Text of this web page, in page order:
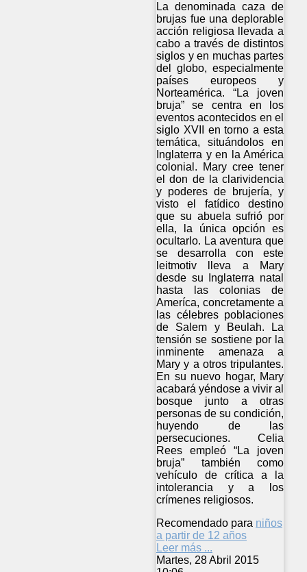
La denominada caza de
brujas fue una deplorable
acción religiosa llevada a
cabo a través de distintos
siglos y en muchas partes
del globo, especialmente
países europeos y
Norteamérica. “La joven
bruja” se centra en los
eventos acontecidos en el
siglo XVII en torno a esta
temática, situándolos en
Inglaterra y en la América
colonial. Mary cree tener
el don de la clarividencia
y poderes de brujería, y
visto el fatídico destino
que su abuela sufrió por
ella, la única opción es
ocultarlo. La aventura que
se desarrolla con este
leitmotiv lleva a Mary
desde su Inglaterra natal
hasta las colonias de
Ameríca, concretamente a
las célebres poblaciones
de Salem y Beulah. La
tensión se sostiene por la
inminente amenaza a
Mary y a otros tripulantes.
En su nuevo hogar, Mary
acabará yéndose a vivir al
bosque junto a otras
personas de su condición,
huyendo de las
persecuciones. Celia
Rees empleó “La joven
bruja” también como
vehículo de crítica a la
intolerancia y a los
crímenes religiosos.
Recomendado para niños
a partir de 12 años
Leer más ...
Martes, 28 Abril 2015